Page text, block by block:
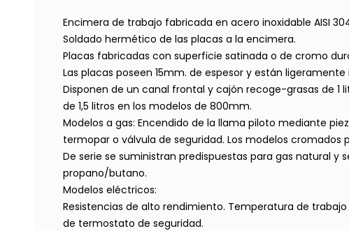
Encimera de trabajo fabricada en acero inoxidable AISI
Soldado hermético de las placas a la encimera.
Placas fabricadas con superficie satinada o de cromo
Las placas poseen 15mm. de espesor y están
Disponen de un canal frontal y cajón recoge-grasas de
de 1,5 litros en los modelos de 800mm.
Modelos a gas: Encendido de la llama piloto mediante
termopar o válvula de seguridad. Los modelos cromados
De serie se suministran predispuestas para gas natural y
propano/butano.
Modelos eléctricos:
Resistencias de alto rendimiento. Temperatura de
de termostato de seguridad.